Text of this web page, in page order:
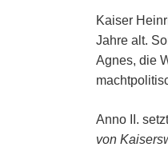
Kaiser
Jahre alt.
Agnes, die
Anno II.
von